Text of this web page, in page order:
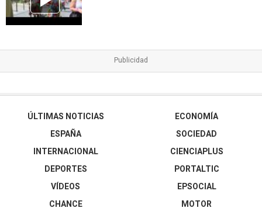
ÚLTIMAS NOTICIAS
ESPAÑA
INTERNACIONAL
DEPORTES
VÍDEOS
ECONOMÍA
SOCIEDAD
CIENCIAPLUS
PORTALTIC
EPSOCIAL
CHANCE
MOTOR